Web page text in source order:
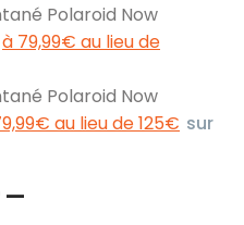
Polaroid Now
à 79,99€ au lieu de
Polaroid Now
au lieu de 125€ sur
—